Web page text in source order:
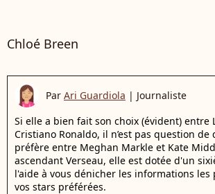
Chloé Breen
Par Ari Guardiola | Journaliste
Si elle a bien fait son choix (évident) entre
Cristiano Ronaldo, il n’est pas question
préfère entre Meghan Markle et Kate
ascendant Verseau, elle est dotée d'un
l'aide à vous dénicher les informations les
vos stars préférées.